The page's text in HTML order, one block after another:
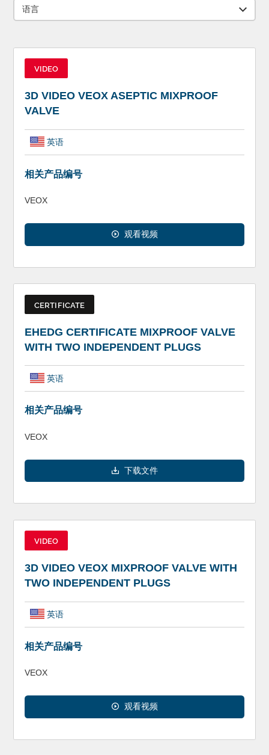
语言
VIDEO
3D VIDEO VEOX ASEPTIC MIXPROOF
VALVE
英语
相关产品编号
VEOX
观看视频
CERTIFICATE
EHEDG CERTIFICATE MIXPROOF VALVE
WITH TWO INDEPENDENT PLUGS
英语
相关产品编号
VEOX
下载文件
VIDEO
3D VIDEO VEOX MIXPROOF VALVE WITH
TWO INDEPENDENT PLUGS
英语
相关产品编号
VEOX
观看视频